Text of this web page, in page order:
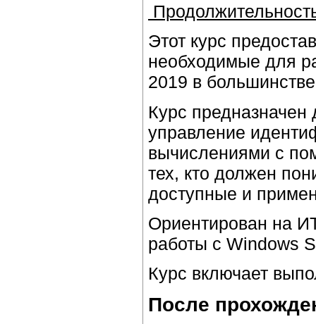
Этот курс
необходимые для
2019 в
Курс предназначен
управление
вычислениями с
тех, кто должен
доступные и
Ориентирован на
работы с Windows
Курс включает
После